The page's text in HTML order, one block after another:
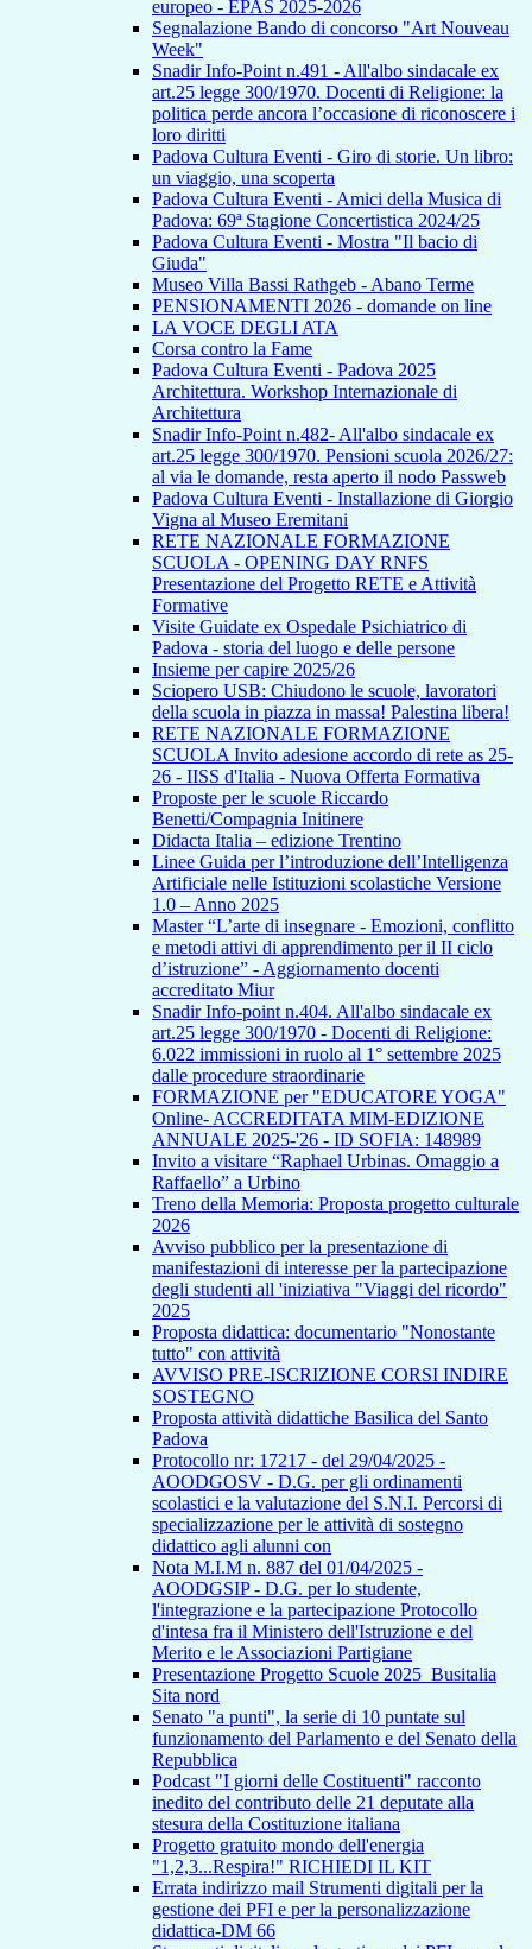
europeo - EPAS 2025-2026
Segnalazione Bando di concorso "Art Nouveau
Week"
Snadir Info-Point n.491 - All'albo sindacale ex
art.25 legge 300/1970. Docenti di Religione: la
politica perde ancora l’occasione di riconoscere i
loro diritti
Padova Cultura Eventi - Giro di storie. Un libro:
un viaggio, una scoperta
Padova Cultura Eventi - Amici della Musica di
Padova: 69ª Stagione Concertistica 2024/25
Padova Cultura Eventi - Mostra "Il bacio di
Giuda"
Museo Villa Bassi Rathgeb - Abano Terme
PENSIONAMENTI 2026 - domande on line
LA VOCE DEGLI ATA
Corsa contro la Fame
Padova Cultura Eventi - Padova 2025
Architettura. Workshop Internazionale di
Architettura
Snadir Info-Point n.482- All'albo sindacale ex
art.25 legge 300/1970. Pensioni scuola 2026/27:
al via le domande, resta aperto il nodo Passweb
Padova Cultura Eventi - Installazione di Giorgio
Vigna al Museo Eremitani
RETE NAZIONALE FORMAZIONE
SCUOLA - OPENING DAY RNFS
Presentazione del Progetto RETE e Attività
Formative
Visite Guidate ex Ospedale Psichiatrico di
Padova - storia del luogo e delle persone
Insieme per capire 2025/26
Sciopero USB: Chiudono le scuole, lavoratori
della scuola in piazza in massa! Palestina libera!
RETE NAZIONALE FORMAZIONE
SCUOLA Invito adesione accordo di rete as 25-
26 - IISS d'Italia - Nuova Offerta Formativa
Proposte per le scuole Riccardo
Benetti/Compagnia Initinere
Didacta Italia – edizione Trentino
Linee Guida per l’introduzione dell’Intelligenza
Artificiale nelle Istituzioni scolastiche Versione
1.0 – Anno 2025
Master “L’arte di insegnare - Emozioni, conflitto
e metodi attivi di apprendimento per il II ciclo
d’istruzione” - Aggiornamento docenti
accreditato Miur
Snadir Info-point n.404. All'albo sindacale ex
art.25 legge 300/1970 - Docenti di Religione:
6.022 immissioni in ruolo al 1° settembre 2025
dalle procedure straordinarie
FORMAZIONE per "EDUCATORE YOGA"
Online- ACCREDITATA MIM-EDIZIONE
ANNUALE 2025-'26 - ID SOFIA: 148989
Invito a visitare “Raphael Urbinas. Omaggio a
Raffaello” a Urbino
Treno della Memoria: Proposta progetto culturale
2026
Avviso pubblico per la presentazione di
manifestazioni di interesse per la partecipazione
degli studenti all 'iniziativa "Viaggi del ricordo"
2025
Proposta didattica: documentario "Nonostante
tutto" con attività
AVVISO PRE-ISCRIZIONE CORSI INDIRE
SOSTEGNO
Proposta attività didattiche Basilica del Santo
Padova
Protocollo nr: 17217 - del 29/04/2025 -
AOODGOSV - D.G. per gli ordinamenti
scolastici e la valutazione del S.N.I. Percorsi di
specializzazione per le attività di sostegno
didattico agli alunni con
Nota M.I.M n. 887 del 01/04/2025 -
AOODGSIP - D.G. per lo studente,
l'integrazione e la partecipazione Protocollo
d'intesa fra il Ministero dell'Istruzione e del
Merito e le Associazioni Partigiane
Presentazione Progetto Scuole 2025_Busitalia
Sita nord
Senato "a punti", la serie di 10 puntate sul
funzionamento del Parlamento e del Senato della
Repubblica
Podcast "I giorni delle Costituenti" racconto
inedito del contributo delle 21 deputate alla
stesura della Costituzione italiana
Progetto gratuito mondo dell'energia
"1,2,3...Respira!" RICHIEDI IL KIT
Errata indirizzo mail Strumenti digitali per la
gestione dei PFI e per la personalizzazione
didattica-DM 66